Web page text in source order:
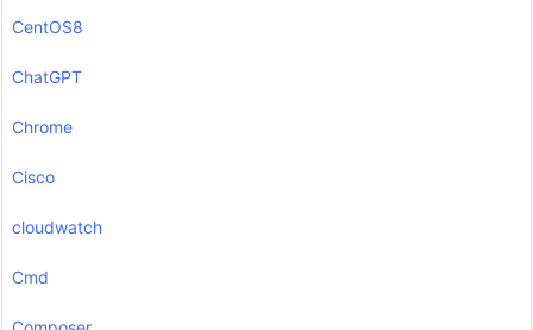
CentOS8
ChatGPT
Chrome
Cisco
cloudwatch
Cmd